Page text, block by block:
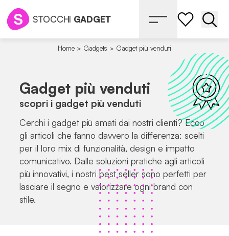
STOCCHI GADGET
Home > Gadgets > Gadget più venduti
Gadget più venduti
scopri i gadget più venduti
Cerchi i gadget più amati dai nostri clienti? Ecco
gli articoli che fanno davvero la differenza: scelti
per il loro mix di funzionalità, design e impatto
comunicativo. Dalle soluzioni pratiche agli articoli
più innovativi, i nostri best seller sono perfetti per
lasciare il segno e valorizzare ogni brand con
stile.